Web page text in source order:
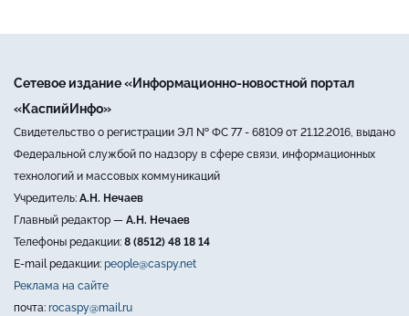
Сетевое издание «Информационно-новостной портал
«КаспийИнфо»
Свидетельство о регистрации ЭЛ № ФС 77 - 68109 от 21.12.2016, выдано
Федеральной службой по надзору в сфере связи, информационных
технологий и массовых коммуникаций
Учредитель: А.Н. Нечаев
Главный редактор — А.Н. Нечаев
Телефоны редакции: 8 (8512) 48 18 14
E-mail редакции: people@caspy.net
Реклама на сайте
почта: rocaspy@mail.ru